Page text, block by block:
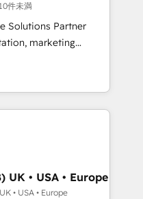
and custom
stack. - Custom
full-funnel automation.
setup across
and Service Hubs. -
support, and
convert, scale, and
件未満
Solutions Partner
marketing
AEO and GEO (AI
Content Hub and
services and
visibility coverage
UK • USA • Europe
• USA • Europe